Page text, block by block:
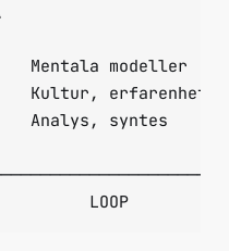
Mentala modeller
Kultur, erfarenhet
Analys, syntes
                              LOOP